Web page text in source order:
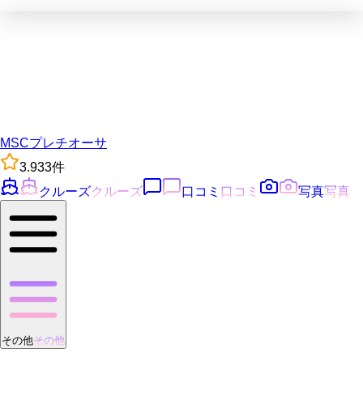
MSCプレチオーサ
3.933件
クルーズクルーズ 口コミ 口コミ 写真写真
その他その他